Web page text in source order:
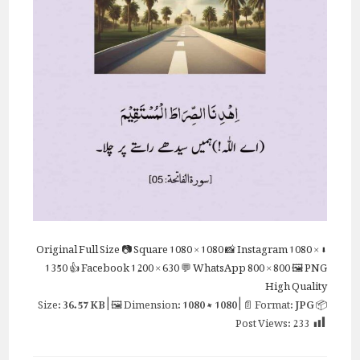
⬇ Original
Full Size📷 Square1080 × 1080📸 Instagram1080 ×
1350👍 Facebook1200 × 630💬 WhatsApp800 × 800🖼 PNG
High Quality
📦 Size:
36.57 KB| 🖼 Dimension:1080 × 1080| 📄 Format:JPG
Post Views:233